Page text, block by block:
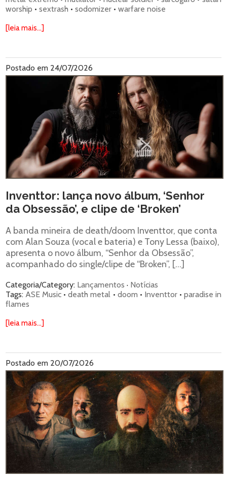
worship •sextrash •sodomizer •warfare noise
[leia mais...]
Postado em 24/07/2026
Inventtor: lança novo álbum, ‘Senhor
da Obsessão’, e clipe de ‘Broken’
A banda mineira de death/doom Inventtor, que conta
com Alan Souza (vocal e bateria) e Tony Lessa (baixo),
apresenta o novo álbum, “Senhor da Obsessão”,
acompanhado do single/clipe de “Broken”, […]
Categoria/Category: Lançamentos · Notícias
Tags:ASE Music •death metal • doom • Inventtor• paradise in
flames
[leia mais...]
Postado em 20/07/2026